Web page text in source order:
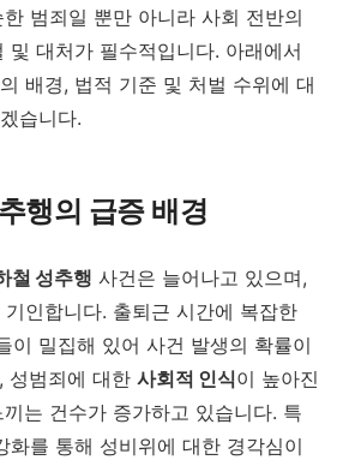
범죄일 뿐만 아니라 사회 전반의
및 대처가 필수적입니다. 아래에서
배경, 법적 기준 및 처벌 수위에 대
습니다.
행의 급증 배경
철 성추행 사건은 늘어나고 있으며,
인합니다. 출퇴근 시간에 복잡한
이 밀집해 있어 사건 발생의 확률이
성범죄에 대한 사회적 인식이 높아진
는 건수가 증가하고 있습니다. 특
화를 통해 성비위에 대한 경각심이